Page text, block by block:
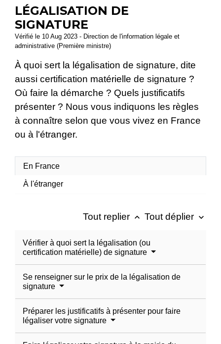
LÉGALISATION DE
SIGNATURE
Vérifié le 10 Aug 2023 - Direction de l'information légale et
administrative (Première ministre)
À quoi sert la légalisation de signature, dite
aussi certification matérielle de signature ?
Où faire la démarche ? Quels justificatifs
présenter ? Nous vous indiquons les règles
à connaître selon que vous vivez en France
ou à l'étranger.
En France
À l'étranger
Tout replier keyboard_arrow_up Tout déplier keyboard_arrow_down
Vérifier à quoi sert la légalisation (ou
certification matérielle) de signature
Se renseigner sur le prix de la légalisation de
signature
Préparer les justificatifs à présenter pour faire
légaliser votre signature